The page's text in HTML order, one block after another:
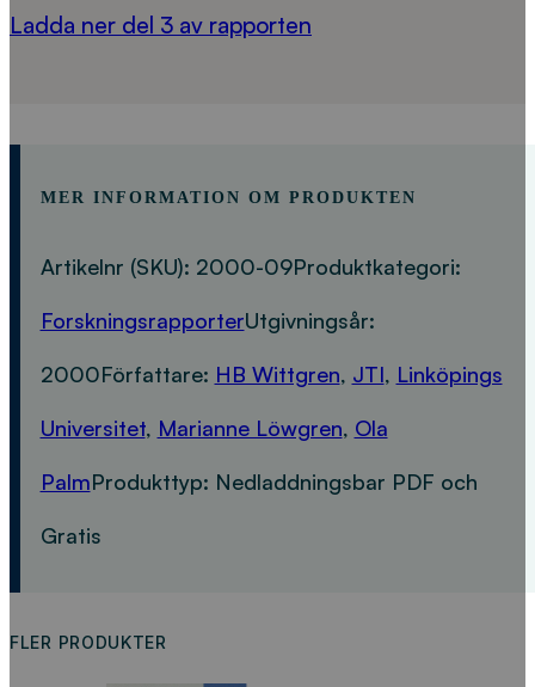
Ladda ner del 3 av rapporten
MER INFORMATION OM PRODUKTEN
Artikelnr (SKU): 2000-09Produktkategori:
ForskningsrapporterUtgivningsår:
2000Författare: HB Wittgren, JTI, Linköpings
Universitet, Marianne Löwgren, Ola
PalmProdukttyp: Nedladdningsbar PDF och
Gratis
FLER PRODUKTER